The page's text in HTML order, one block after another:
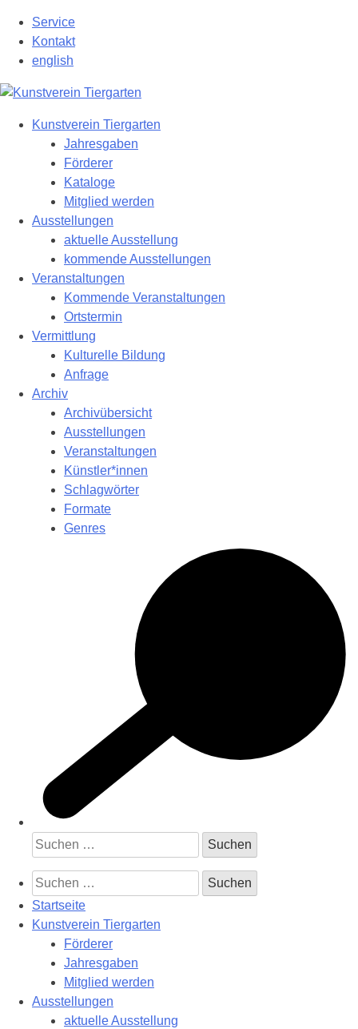
Hauptinhalt
springen
Service
Kontakt
english
Kunstverein Tiergarten
Jahresgaben
Förderer
Kataloge
Mitglied werden
Ausstellungen
aktuelle Ausstellung
kommende Ausstellungen
Veranstaltungen
Kommende Veranstaltungen
Ortstermin
Vermittlung
Kulturelle Bildung
Anfrage
Archiv
Archivübersicht
Ausstellungen
Veranstaltungen
Künstler*innen
Schlagwörter
Formate
Genres
Suchen
nach:
Suchen
nach:
Startseite
Kunstverein Tiergarten
Förderer
Jahresgaben
Mitglied werden
Ausstellungen
aktuelle Ausstellung